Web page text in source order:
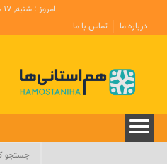
امروز : شنبه, ۱۷ مرداد , ۱۴۰۵
درباره ما
تماس با ما